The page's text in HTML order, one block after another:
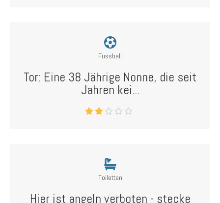
Fussball
Tor: Eine 38 Jährige Nonne, die seit
Jahren kei...
Toiletten
Hier ist angeln verboten - stecke